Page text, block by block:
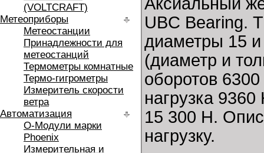
(VOLTCRAFT)
Метеоприборы
Метеостанции
Принадлежности для
метеостанций
Термометры комнатные
Термо-гигрометры
Измеритель скорости
ветра
Автоматизация
O-Модули марки
Phoenix
Измерительная и
UBC Bearing.
диаметры 15
(диаметр и
оборотов
нагрузка
15 300 Н.
нагрузку.